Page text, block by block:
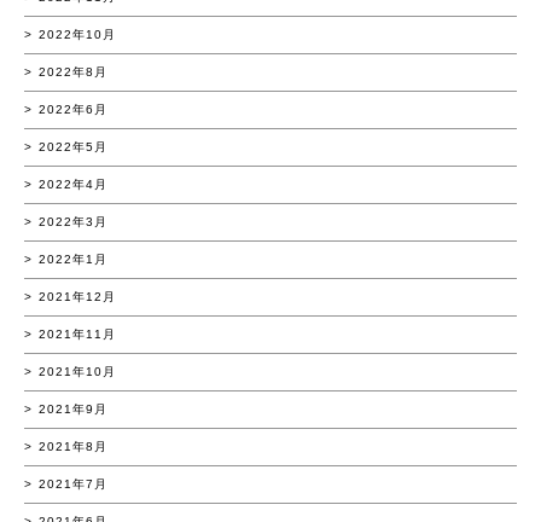
2022年10月
2022年8月
2022年6月
2022年5月
2022年4月
2022年3月
2022年1月
2021年12月
2021年11月
2021年10月
2021年9月
2021年8月
2021年7月